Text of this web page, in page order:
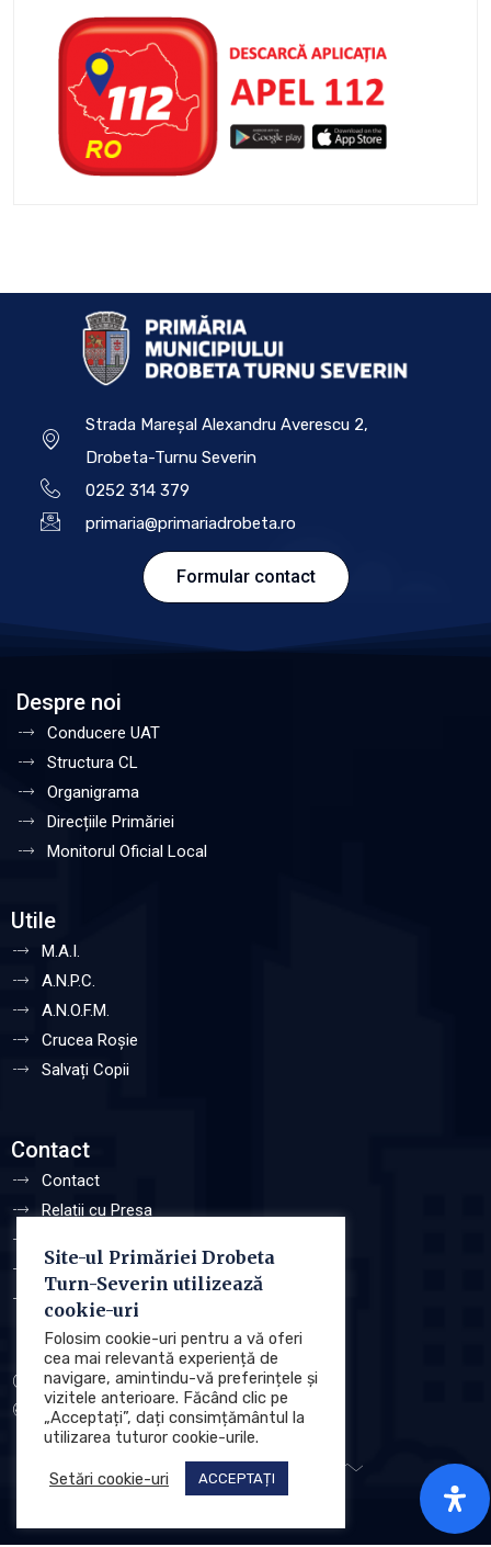
Strada Mareșal Alexandru Averescu 2,
Drobeta-Turnu Severin
0252 314 379
primaria@primariadrobeta.ro
Formular contact
Despre noi
Conducere UAT
Structura CL
Organigrama
Direcțiile Primăriei
Monitorul Oficial Local
Utile
M.A.I.
A.N.P.C.
A.N.O.F.M.
Crucea Roșie
Salvați Copii
Contact
Contact
Relații cu Presa
Sugestii și Reclamații
Responsabil L544/2001
Protecția datelor cu caracter personale (GDPR)
Politica de utilizare a Cookie-urilor
Site-ul Primăriei Drobeta
Turn-Severin utilizează
cookie-uri
Folosim cookie-uri pentru a vă oferi
cea mai relevantă experiență de
navigare, amintindu-vă preferințele și
vizitele anterioare. Făcând clic pe
„Acceptați”, dați consimțământul la
utilizarea tuturor cookie-urile.
Setări cookie-uri ACCEPTAȚI